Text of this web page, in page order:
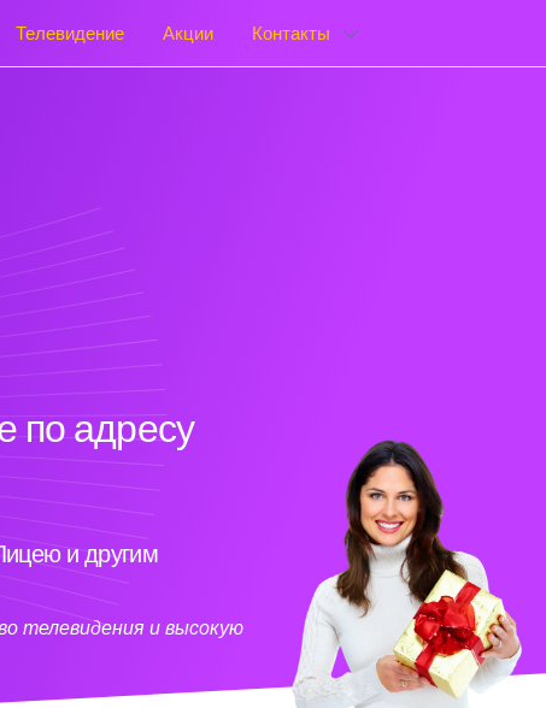
Телевидение Акции Контакты
по адресу
и другим
телевидения и высокую